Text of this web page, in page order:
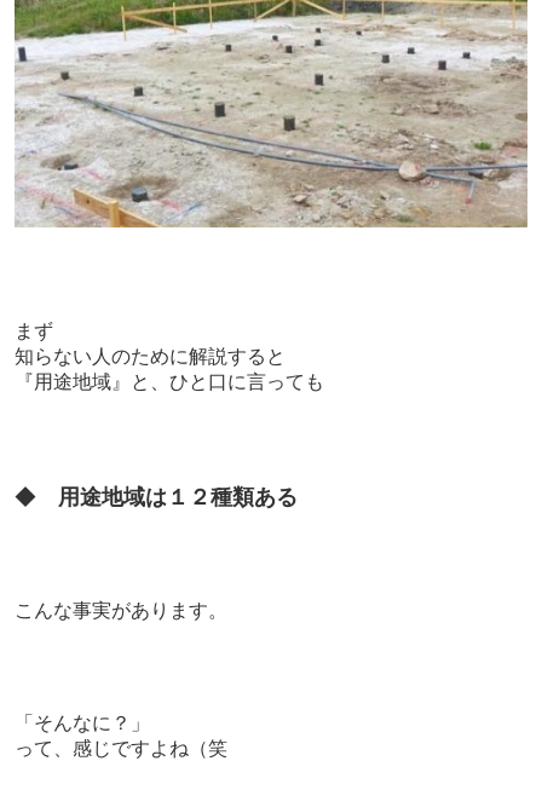
まず
知らない人のために解説すると
『用途地域』と、ひと口に言っても
◆ 用途地域は１２種類ある
こんな事実があります。
「そんなに？」
って、感じですよね（笑